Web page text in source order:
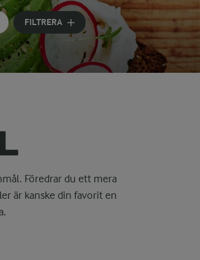
FILTRERA
Föredrar du ett mera
är kanske din favorit en